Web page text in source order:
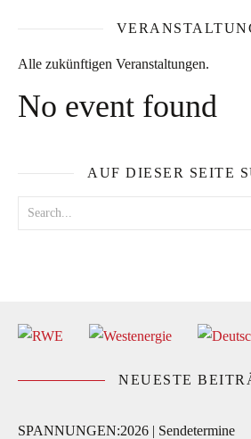
Alle zukünftigen Veranstaltungen.
No event found
AUF DIESER SEITE
NEUESTE
SPANNUNGEN:2026 | Sendetermine